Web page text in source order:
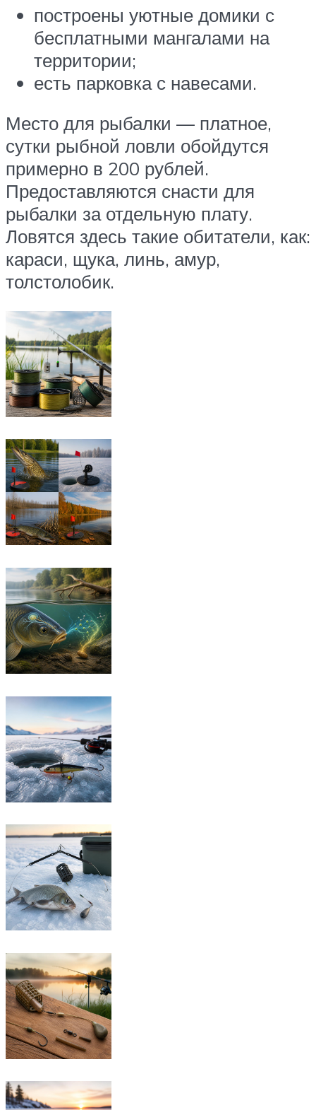
построены уютные домики с
бесплатными мангалами на
территории;
есть парковка с навесами.
Место для рыбалки — платное,
сутки рыбной ловли обойдутся
примерно в 200 рублей.
Предоставляются снасти для
рыбалки за отдельную плату.
Ловятся здесь такие обитатели, как:
караси, щука, линь, амур,
толстолобик.